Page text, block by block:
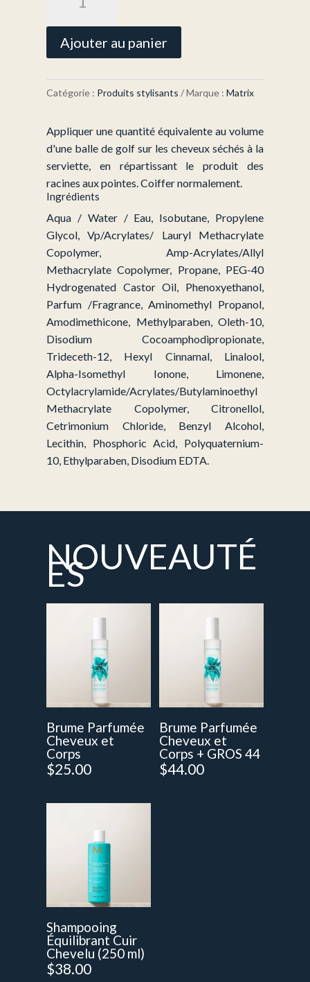
Volumisante
HIGH
Ajouter au panier
Catégorie : Produits stylisants Marque :Matrix
Appliquer une quantité équivalente au volume
d'une balle de golf sur les cheveux séchés à la
serviette, en répartissant le produit des
racines aux pointes. Coiffer normalement.
Ingrédients
Aqua / Water / Eau, Isobutane, Propylene
Glycol, Vp/Acrylates/ Lauryl Methacrylate
Copolymer, Amp-Acrylates/Allyl
Methacrylate Copolymer, Propane, PEG-40
Hydrogenated Castor Oil, Phenoxyethanol,
Parfum /Fragrance, Aminomethyl Propanol,
Amodimethicone, Methylparaben, Oleth-10,
Disodium Cocoamphodipropionate,
Trideceth-12, Hexyl Cinnamal, Linalool,
Alpha-Isomethyl Ionone, Limonene,
Octylacrylamide/Acrylates/Butylaminoethyl
Methacrylate Copolymer, Citronellol,
Cetrimonium Chloride, Benzyl Alcohol,
Lecithin, Phosphoric Acid, Polyquaternium-
10, Ethylparaben, Disodium EDTA.
NOUVEAUTÉ
ES
Brume Parfumée
Cheveux et
Corps
$25.00
Brume Parfumée
Cheveux et
Corps + GROS 44
$44.00
Shampooing
Équilibrant Cuir
Chevelu (250 ml)
$38.00